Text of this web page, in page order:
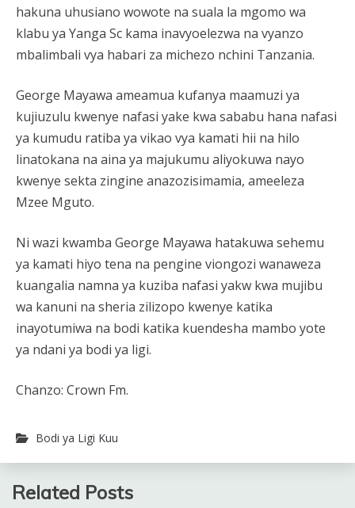
hakuna uhusiano wowote na suala la mgomo wa
klabu ya Yanga Sc kama inavyoelezwa na vyanzo
mbalimbali vya habari za michezo nchini Tanzania.
George Mayawa ameamua kufanya maamuzi ya
kujiuzulu kwenye nafasi yake kwa sababu hana nafasi
ya kumudu ratiba ya vikao vya kamati hii na hilo
linatokana na aina ya majukumu aliyokuwa nayo
kwenye sekta zingine anazozisimamia, ameeleza
Mzee Mguto.
Ni wazi kwamba George Mayawa hatakuwa sehemu
ya kamati hiyo tena na pengine viongozi wanaweza
kuangalia namna ya kuziba nafasi yakw kwa mujibu
wa kanuni na sheria zilizopo kwenye katika
inayotumiwa na bodi katika kuendesha mambo yote
ya ndani ya bodi ya ligi.
Chanzo: Crown Fm.
Bodi ya Ligi Kuu
Related Posts